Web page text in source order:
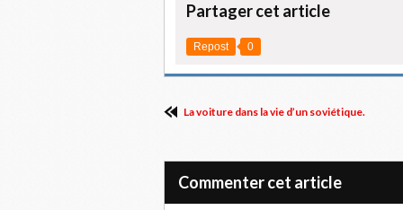
Partager cet article
Repost 0
La voiture dans la vie d’un soviétique.
Commenter cet article